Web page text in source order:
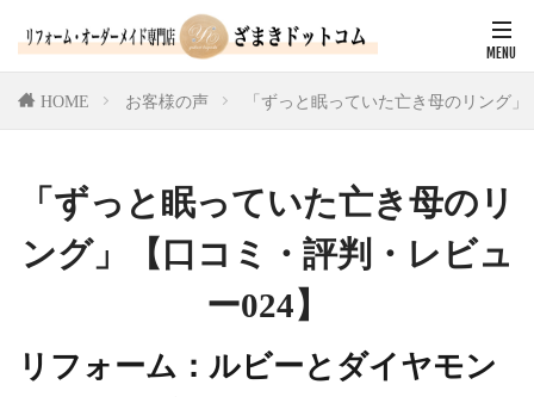
HOME お客様の声 「ずっと眠っていた亡き母のリング
「ずっと眠っていた亡き母のリ
ング」【口コミ・評判・レビュ
ー024】
リフォーム：ルビーとダイヤモン